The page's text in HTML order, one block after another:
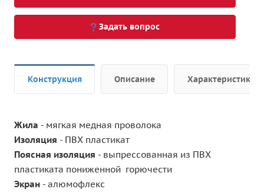
Задать вопрос
Конструкция Описание Характеристики
Жила - мягкая медная проволока
Изоляция - ПВХ пластикат
Поясная изоляция - выпрессованная из ПВХ
пластиката пониженной горючести
Экран - алюмофлекс